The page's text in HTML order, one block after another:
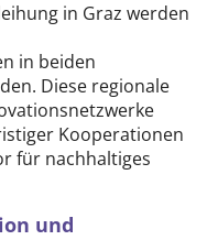
in Graz werden
in beiden
Diese regionale
Kooperationen
für nachhaltiges
und